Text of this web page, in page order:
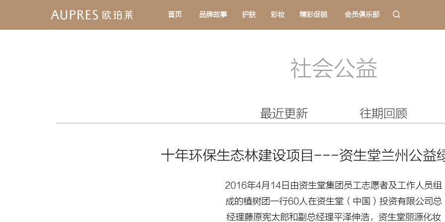
首页 品牌故事 护肤 彩妆 精彩促销 会员俱乐部
社会公益
最近更新 往期回顾
十年环保生态林建设项目---资生堂兰州公益
2016年4月14日由资生堂集团员工志愿者及工作人员组
成的植树团一行60人在资生堂（中国）投资有限公司总
经理藤原宪太郎和副总经理平泽伸浩，资生堂丽源化妆